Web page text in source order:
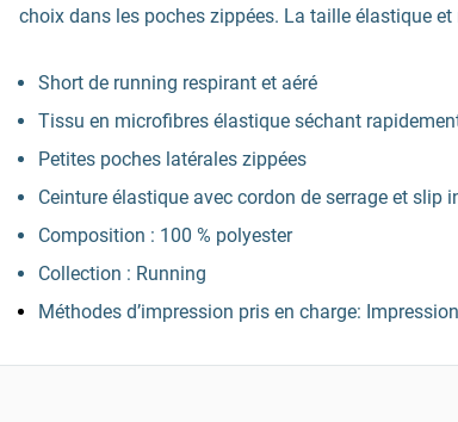
choix dans les poches zippées. La taille élastique
Short de running respirant et aéré
Tissu en microfibres élastique séchant
Petites poches latérales zippées
Ceinture élastique avec cordon de serrage et slip
Composition : 100 % polyester
Collection : Running
Méthodes d’impression pris en charge: Impression